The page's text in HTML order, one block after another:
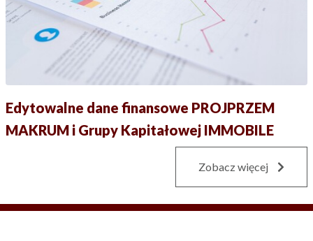
Edytowalne dane finansowe PROJPRZEM
MAKRUM i Grupy Kapitałowej IMMOBILE
Zobacz więcej